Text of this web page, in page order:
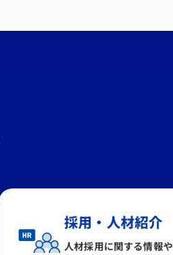
採用・人材紹介
人材採用に関する情報や